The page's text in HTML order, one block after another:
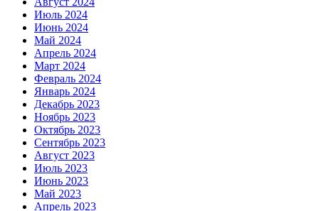
Июль 2024
Июнь 2024
Май 2024
Апрель 2024
Март 2024
Февраль 2024
Январь 2024
Декабрь 2023
Ноябрь 2023
Октябрь 2023
Сентябрь 2023
Август 2023
Июль 2023
Июнь 2023
Май 2023
Апрель 2023